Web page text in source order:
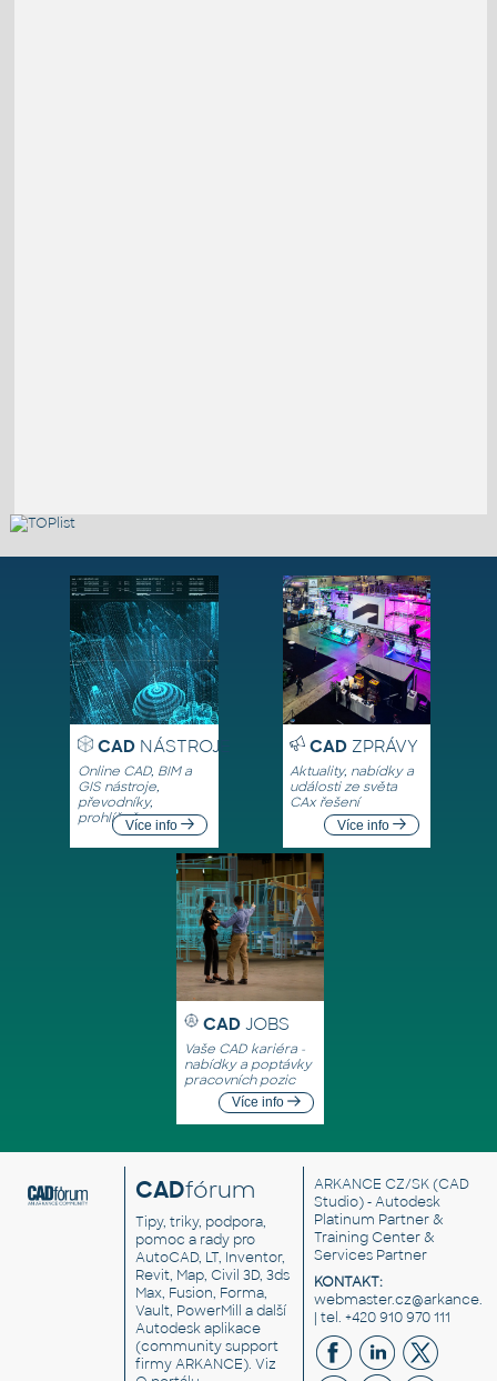
CADNÁSTROJE
Online CAD, BIM a
GIS nástroje,
převodníky,
prohlížečeVíce info
CADZPRÁVY
Aktuality, nabídky a
události ze světa
CAx řešení
Více info
CAD JOBS
Vaše CAD kariéra -
nabídky a poptávky
pracovních pozic
Více info
CADfórum
Tipy, triky, podpora,
pomoc a rady pro
AutoCAD, LT, Inventor,
Revit, Map, Civil 3D, 3ds
Max, Fusion, Forma,
Vault, PowerMill a další
Autodesk aplikace
(community support
firmy ARKANCE). Viz
ARKANCE CZ/SK(CAD
Studio) - Autodesk
Platinum Partner &
Training Center &
Services Partner
KONTAKT:
| tel. +420 910 970 111